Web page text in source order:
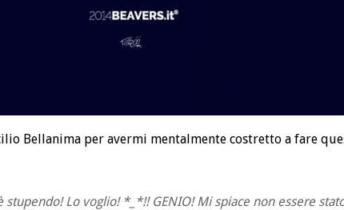
Bellanima per avermi mentalmente costretto a fare
Lo voglio! *_*!! GENIO! Mi spiace non essere